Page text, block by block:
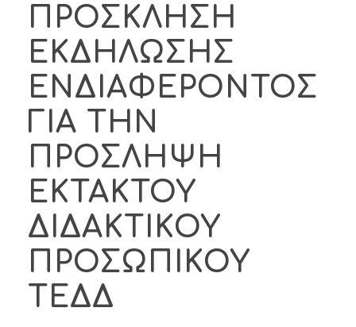
ΠΡΟΣΚΛΗΣΗ
ΕΚΔΗΛΩΣΗΣ
ΕΝΔΙΑΦΕΡΟΝΤΟΣ
ΓΙΑ ΤΗΝ
ΠΡΟΣΛΗΨΗ
ΕΚΤΑΚΤΟΥ
ΔΙΔΑΚΤΙΚΟΥ
ΠΡΟΣΩΠΙΚΟΥ
ΤΕΔΔ